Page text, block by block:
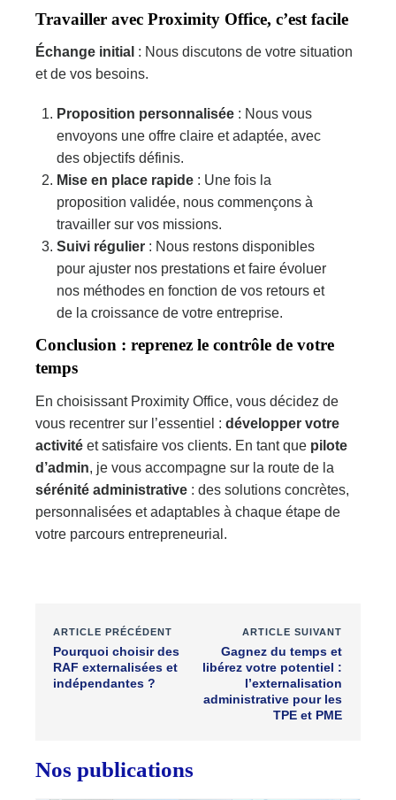
Travailler avec Proximity Office, c’est facile
Échange initial : Nous discutons de votre situation
et de vos besoins.
Proposition personnalisée : Nous vous
envoyons une offre claire et adaptée, avec
des objectifs définis.
Mise en place rapide : Une fois la
proposition validée, nous commençons à
travailler sur vos missions.
Suivi régulier : Nous restons disponibles
pour ajuster nos prestations et faire évoluer
nos méthodes en fonction de vos retours et
de la croissance de votre entreprise.
Conclusion : reprenez le contrôle de votre
temps
En choisissant Proximity Office, vous décidez de
vous recentrer sur l’essentiel : développer votre
activité et satisfaire vos clients. En tant que pilote
d’admin, je vous accompagne sur la route de la
sérénité administrative : des solutions concrètes,
personnalisées et adaptables à chaque étape de
votre parcours entrepreneurial.
ARTICLE PRÉCÉDENT
Pourquoi choisir des
RAF externalisées et
indépendantes ?
ARTICLE SUIVANT
Gagnez du temps et
libérez votre potentiel :
l’externalisation
administrative pour les
TPE et PME
Nos publications